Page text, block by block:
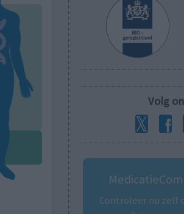
Volg
Controleer nu zelf